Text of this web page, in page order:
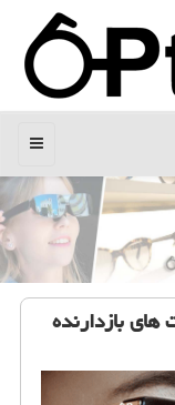
منو
بازدارنده